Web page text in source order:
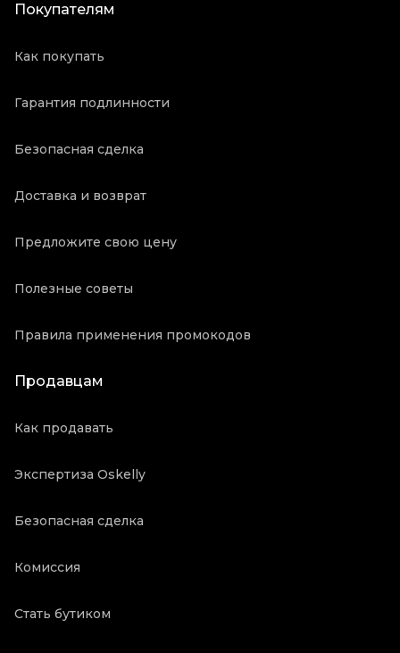
Покупателям
Как покупать
Гарантия подлинности
Безопасная сделка
Доставка и возврат
Предложите свою цену
Полезные советы
Правила применения промокодов
Продавцам
Как продавать
Экспертиза Oskelly
Безопасная сделка
Комиссия
Стать бутиком